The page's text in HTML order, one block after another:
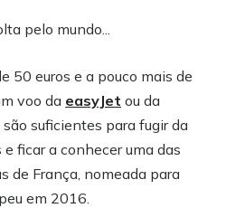
pelo mundo...
50 euros e a pouco mais de
voo da easyJet ou da
são suficientes para fugir da
ficar a conhecer uma das
de França, nomeada para
em 2016.